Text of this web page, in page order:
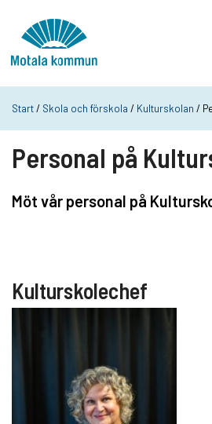
Start/ Skola och förskola / Kulturskolan /
Personal på
Möt vår personal på
Kulturskolechef